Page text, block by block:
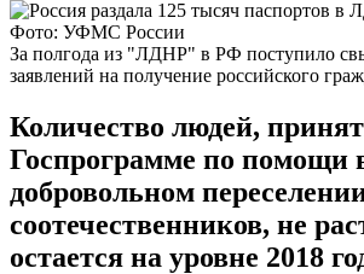
Фото: УФМС России
За полгода из "ЛДНР" в РФ поступило
заявлений на получение российского
Количество людей,
Госпрограмме по помощи
добровольном
соотечественников, не
остается на уровне 2018